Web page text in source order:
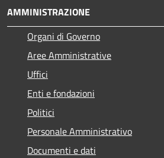
AMMINISTRAZIONE
Organi di Governo
Aree Amministrative
Uffici
Enti e fondazioni
Politici
Personale Amministrativo
Documenti e dati